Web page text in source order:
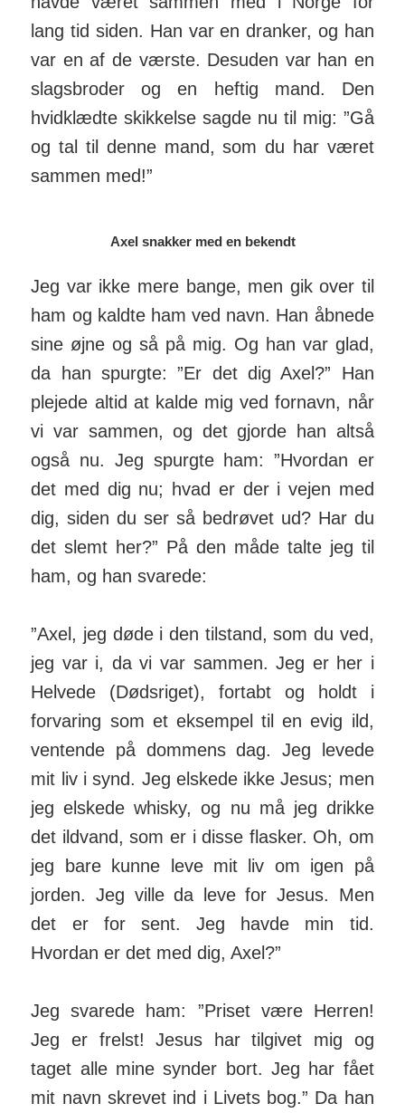
lang tid siden. Han var en dranker, og han
var en af de værste. Desuden var han en
slagsbroder og en heftig mand. Den
hvidklædte skikkelse sagde nu til mig: ”Gå
og tal til denne mand, som du har været
sammen med!”
Axel snakker med en bekendt
Jeg var ikke mere bange, men gik over til
ham og kaldte ham ved navn. Han åbnede
sine øjne og så på mig. Og han var glad,
da han spurgte: ”Er det dig Axel?” Han
plejede altid at kal­de mig ved fornavn, når
vi var sammen, og det gjorde han altså
også nu. Jeg spurgte ham: ”Hvordan er
det med dig nu; hvad er der i vejen med
dig, siden du ser så bedrøvet ud? Har du
det slemt her?” På den måde talte jeg til
ham, og han svarede:
”Axel, jeg døde i den tilstand, som du ved,
jeg var i, da vi var sammen. Jeg er her i
Helvede (Dødsriget), fortabt og holdt i
forvaring som et eksempel til en evig ild,
ventende på dommens dag. Jeg levede
mit liv i synd. Jeg elskede ikke Jesus; men
jeg elskede whisky, og nu må jeg drikke
det ildvand, som er i disse flasker. Oh, om
jeg bare kunne leve mit liv om igen på
jorden. Jeg ville da leve for Jesus. Men
det er for sent. Jeg havde min tid.
Hvordan er det med dig, Axel?”
Jeg svarede ham: ”Priset være Herren!
Jeg er frelst! Jesus har tilgivet mig og
taget alle mine synder bort. Jeg har fået
mit navn skrevet ind i Livets bog.” Da han